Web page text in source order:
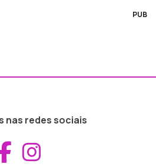
PUB
nas redes sociais
Aceder ao